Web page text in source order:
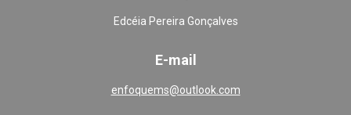
Edcéia Pereira Gonçalves
E-mail
enfoquems@outlook.com